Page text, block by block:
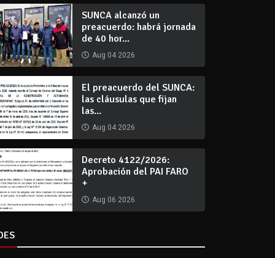
SUNCA alcanzó un
preacuerdo: habrá jornada
de 40 hor...
Aug 04 2026
El preacuerdo del SUNCA:
las cláusulas que fijan
las...
Aug 04 2026
Decreto 4122/2026:
Aprobación del PAI FARO
+
Aug 06 2026